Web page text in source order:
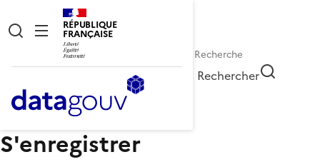
RÉPUBLIQUE
FRANÇAISE
Rechercher
S'enregistrer